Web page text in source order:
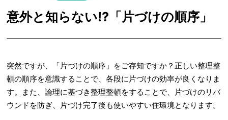
意外と知らない⁉「片づけの順序」
突然ですが、「片づけの順序」をご存知ですか？正しい整理整
頓の順序を意識することで、各段に片づけの効率が良くなりま
す。また、論理に基づき整理整頓をすることで、片づけのリバ
ウンドを防ぎ、片づけ完了後も使いやすい住環境となります。